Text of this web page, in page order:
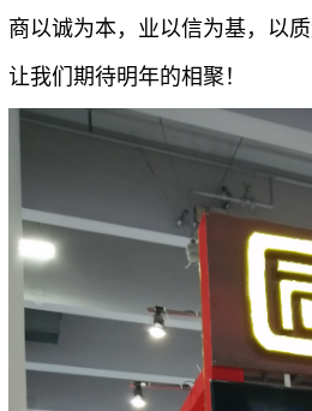
商以诚为本，业以信为基，以
让我们期待明年的相聚！